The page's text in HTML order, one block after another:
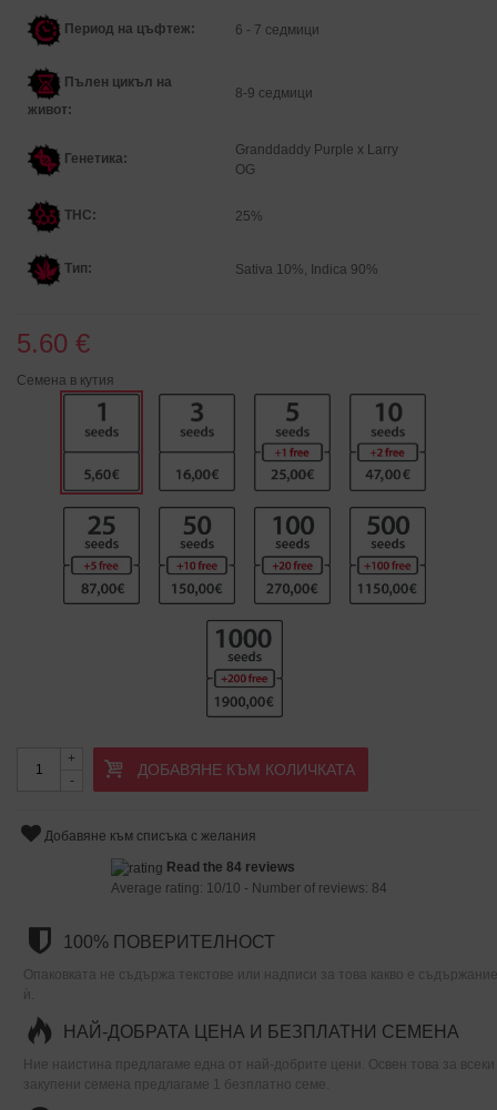
Период на цъфтеж: 6 - 7 седмици
Пълен цикъл на
живот:
8-9 седмици
Генетика:
Granddaddy Purple x Larry
OG
THC: 25%
Тип: Sativa 10%, Indica 90%
5.60 €
Семена в кутия
-
+
ДОБАВЯНЕ КЪМ КОЛИЧКАТА
Добавяне към списъка с желания
Read the 84 reviews
Average rating: 10/10 - Number of reviews: 84
100% ПОВЕРИТЕЛНОСТ
Опаковката не съдържа текстове или надписи за това какво е
ѝ.
НАЙ-ДОБРАТА ЦЕНА И БЕЗПЛАТНИ СЕМЕНА
Ние наистина предлагаме една от най-добрите цени. Освен това за
закупени семена предлагаме 1 безплатно семе.